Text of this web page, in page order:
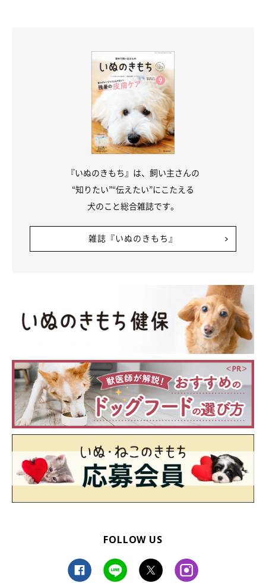
『いぬのきもち』は、飼い主さんの
“知りたい”“伝えたい”にこたえる
犬のこと総合雑誌です。
雑誌『いぬのきもち』
FOLLOW US